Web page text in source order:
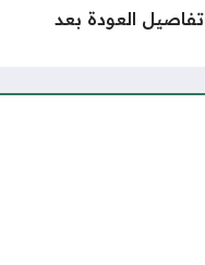
تفاصيل العودة بعد